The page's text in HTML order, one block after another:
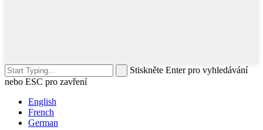
Stiskněte Enter pro vyhledávání
nebo ESC pro zavření
English
French
German